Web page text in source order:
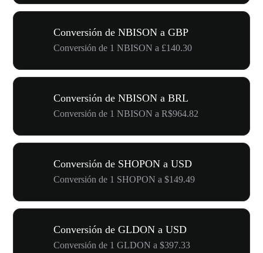
Conversión de NBISON a GBP
Conversión de 1 NBISON a £140.30
Conversión de NBISON a BRL
Conversión de 1 NBISON a R$964.82
Conversión de SHOPON a USD
Conversión de 1 SHOPON a $149.49
Conversión de GLDON a USD
Conversión de 1 GLDON a $397.33